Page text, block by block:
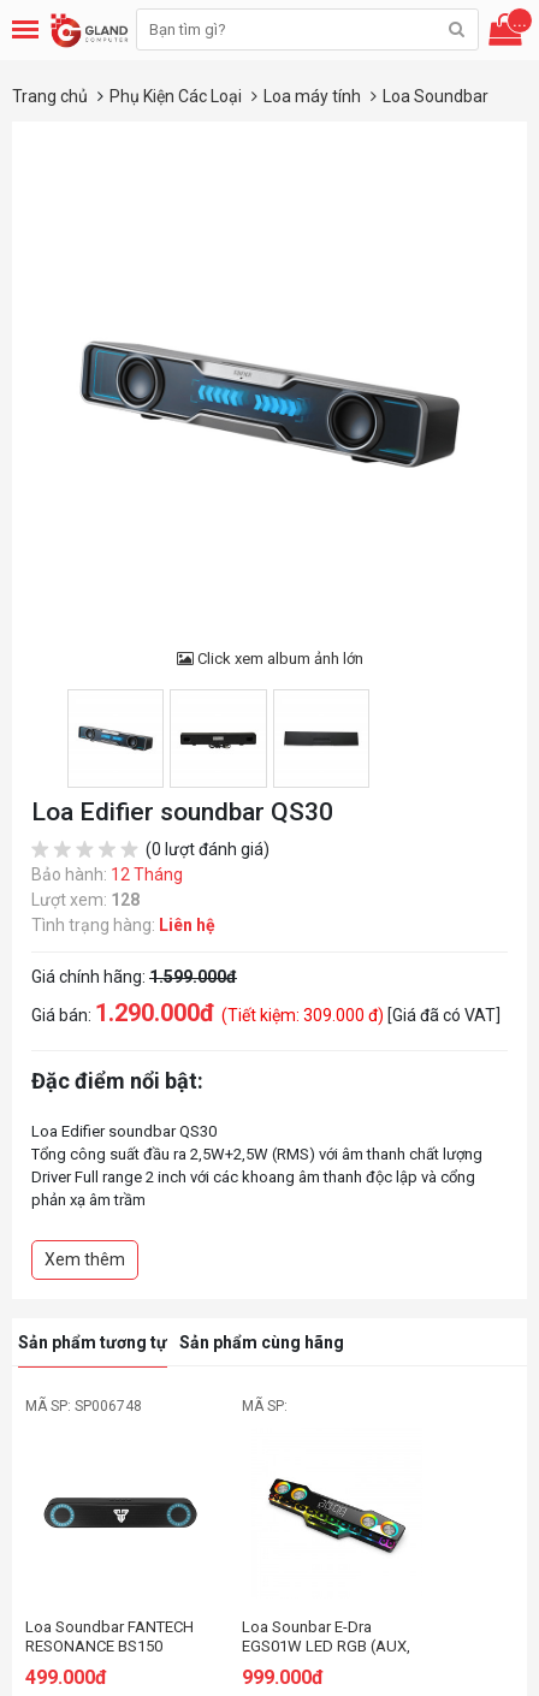
...
Trang chủ Phụ Kiện Các Loại Loa máy tính Loa Soundbar
Click xem album ảnh lớn
Loa Edifier soundbar QS30
(0 lượt đánh giá)
Bảo hành: 12 Tháng
Lượt xem: 128
Tình trạng hàng: Liên hệ
Giá chính hãng: 1.599.000đ
Giá bán: 1.290.000đ (Tiết kiệm: 309.000 đ) [Giá đã có VAT]
Đặc điểm nổi bật:
Loa Edifier soundbar QS30
Tổng công suất đầu ra 2,5W+2,5W (RMS) với âm thanh chất lượng
Driver Full range 2 inch với các khoang âm thanh độc lập và cổng
phản xạ âm trầm
bạn
Bộ thu âm thanh Bluetooth V5.4 để truyền phát âm thanh liền mạch
đã được cấp bằng sáng chế
Hoạt động với Ứng dụng di động EDIFIER ConneX và Ứng dụng máy
Xem thêm
Sản phẩm tương tự Sản phẩm cùng hãng
MÃ SP: SP006748
Loa Soundbar FANTECH
RESONANCE BS150
499.000đ
MÃ SP:
Loa Sounbar E-Dra
EGS01W LED RGB (AUX,
PC, FM)
999.000đ